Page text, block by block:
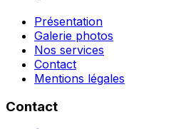
Présentation
Galerie photos
Nos services
Contact
Mentions légales
Contact